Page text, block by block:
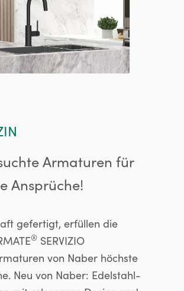
Armaturen für
Ansprüche!
gefertigt, erfüllen die
® SERVIZIO
von Naber höchste
Neu von Naber: Edelstahl-